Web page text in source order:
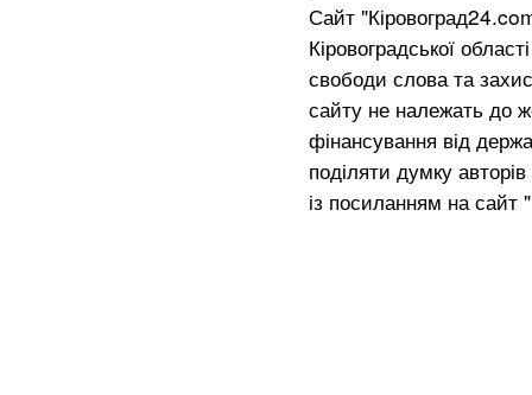
Сайт
Кіровоградської
свободи слова та
сайту не належать до
фінансування від
поділяти думку
із посиланням на сайт